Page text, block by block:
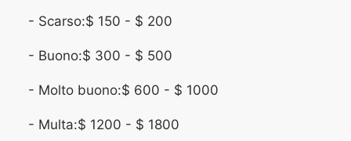
- Scarso:$ 150 - $ 200
- Buono:$ 300 - $ 500
- Molto buono:$ 600 - $ 1000
- Multa:$ 1200 - $ 1800